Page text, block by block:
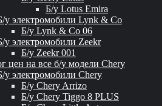
Б/у Lotus Emira
у электромобили Lynk & Co
Б/у Lynk & Co 06
у электромобили Zeekr
Б/у Zeekr 001
цен на все б/у модели Chery
у электромобили Chery
Б/у Chery Arrizo
Б/у Chery Tiggo 8 PLUS